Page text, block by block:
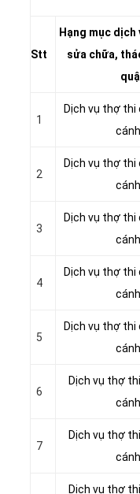
Stt
Hạng mục
sửa chữa,
1
Dịch vụ thợ thi
2
Dịch vụ thợ thi
3
Dịch vụ thợ
4
Dịch vụ thợ thi
5
Dịch vụ thợ thi
6
Dịch vụ thợ
7
Dịch vụ thợ
Dịch vụ thợ